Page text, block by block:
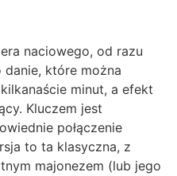
naciowego, od razu
danie, które można
minut, a efekt
Kluczem jest
połączenie
to ta klasyczna, z
majonezem (lub jego